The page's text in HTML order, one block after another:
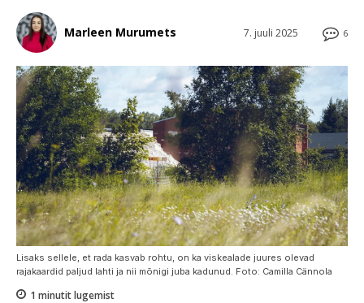
6
7. juuli 2025
Marleen Murumets
Lisaks sellele, et rada kasvab rohtu, on ka viskealade juures olevad
rajakaardid paljud lahti ja nii mõnigi juba kadunud. Foto: Camilla Cännola
1 minutit lugemist